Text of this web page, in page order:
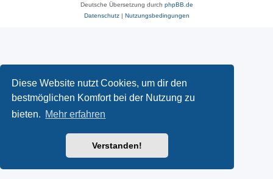
Diese Website nutzt Cookies, um dir den
bestmöglichen Komfort bei der Nutzung zu
bieten. Mehr erfahren
Verstanden!
Deutsche Übersetzung durch phpBB.de
Datenschutz| Nutzungsbedingungen